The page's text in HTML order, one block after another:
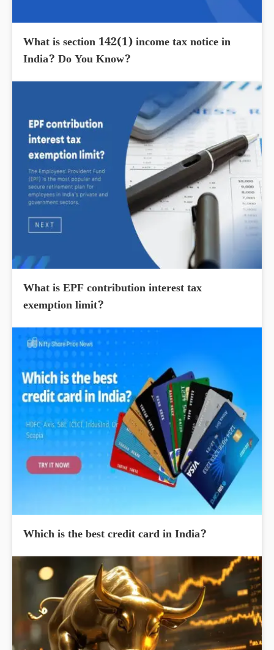
What is section 142(1) income tax notice in
India? Do You Know?
What is EPF contribution interest tax
exemption limit?
Which is the best credit card in India?